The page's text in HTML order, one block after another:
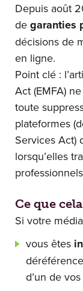
Depuis août
de garanties
décisions de
en ligne.
Point clé :
Act (EMFA)
toute
plateformes
Services Act)
lorsqu’elles
Ce que
Si votre
vous êtes
d’un de